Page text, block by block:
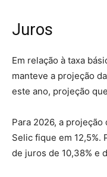
Juros
Em relação à taxa
manteve a projeção
este ano, projeção
Para 2026, a
Selic fique em 12,5%.
de juros de 10,38% e